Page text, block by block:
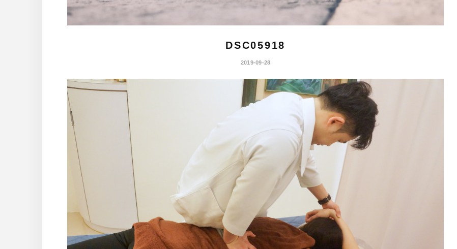
DSC05918
2019-09-28